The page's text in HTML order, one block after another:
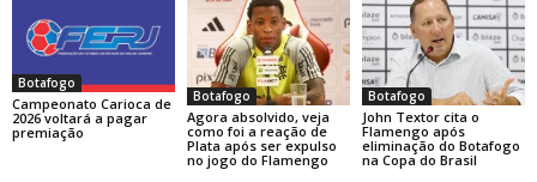
Botafogo
Campeonato Carioca de
2026 voltará a pagar
premiação
Botafogo
Agora absolvido, veja
como foi a reação de
Plata após ser expulso
no jogo do Flamengo
Botafogo
John Textor cita o
Flamengo após
eliminação do Botafogo
na Copa do Brasil